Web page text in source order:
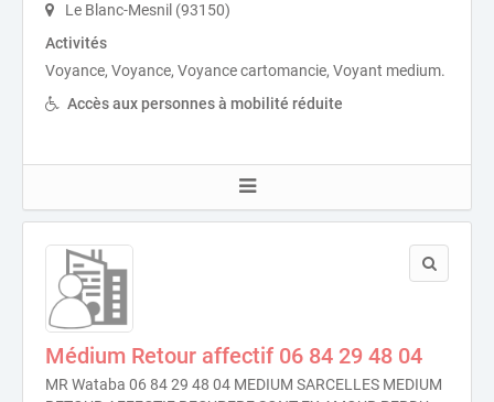
Le Blanc-Mesnil (93150)
Activités
Voyance, Voyance, Voyance cartomancie, Voyant medium.
Accès aux personnes à mobilité réduite
Médium Retour affectif 06 84 29 48 04
MR Wataba 06 84 29 48 04 MEDIUM SARCELLES MEDIUM